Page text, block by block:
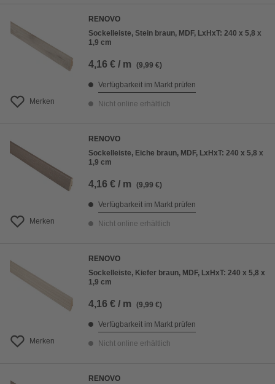
Merken
RENOVO
Sockelleiste, Stein braun, MDF, LxHxT: 240 x 5,8 x
1,9 cm
4,16 € / m (9,99 €)
Verfügbarkeit im Markt prüfen
Nicht online erhältlich
Merken
RENOVO
Sockelleiste, Eiche braun, MDF, LxHxT: 240 x 5,8 x
1,9 cm
4,16 € / m (9,99 €)
Verfügbarkeit im Markt prüfen
Nicht online erhältlich
Merken
RENOVO
Sockelleiste, Kiefer braun, MDF, LxHxT: 240 x 5,8 x
1,9 cm
4,16 € / m (9,99 €)
Verfügbarkeit im Markt prüfen
Nicht online erhältlich
RENOVO